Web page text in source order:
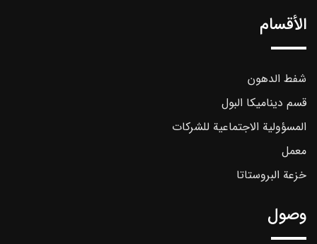
الأقسام
شفط الدهون
قسم ديناميكا البول
المسؤولية الاجتماعية للشركات
معمل
خزعة البروستاتا
وصول